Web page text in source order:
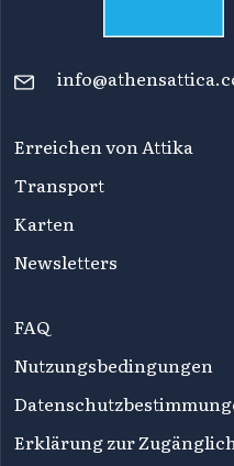
Erreichen von Attika
Transport
Karten
Newsletters
FAQ
Nutzungsbedingungen
Erklärung zur